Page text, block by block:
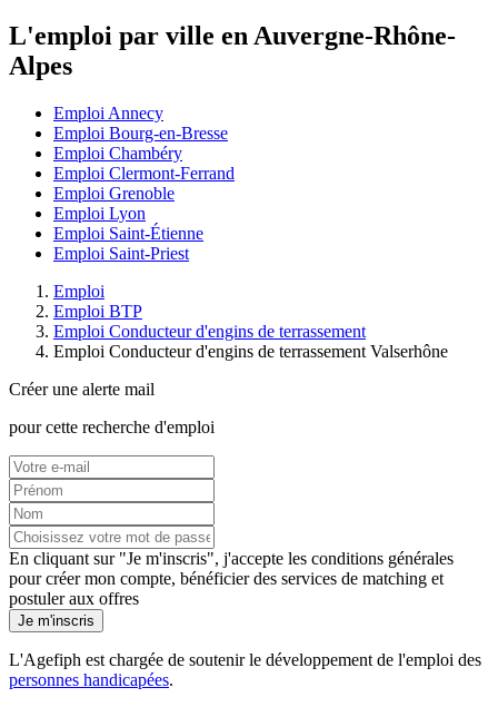
L'emploi par ville en Auvergne-Rhône-
Alpes
Emploi Annecy
Emploi Bourg-en-Bresse
Emploi Chambéry
Emploi Clermont-Ferrand
Emploi Grenoble
Emploi Lyon
Emploi Saint-Étienne
Emploi Saint-Priest
Emploi
Emploi BTP
Emploi Conducteur d'engins de terrassement
Emploi Conducteur d'engins de terrassement Valserhône
Créer une alerte mail
pour cette recherche d'emploi
En cliquant sur "Je m'inscris", j'accepte les conditions générales
pour créer mon compte, bénéficier des services de matching et
postuler aux offres
Je m'inscris
L'Agefiph est chargée de soutenir le développement de l'emploi des
personnes handicapées.